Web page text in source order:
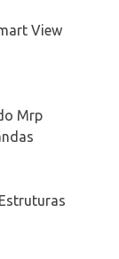
View
Mrp